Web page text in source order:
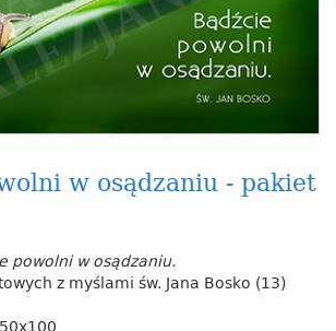
w osądzaniu - pakiet
powolni w osądzaniu.
z myślami św. Jana Bosko (13)